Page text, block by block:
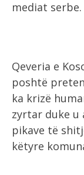
mediat serbe.
Qeveria e
poshtë
ka krizë
zyrtar duke u
pikave të
këtyre